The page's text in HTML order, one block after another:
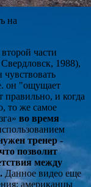
на
части
1988),
он "ощущает
правильно, и когда
то же самое
во время
тренер -
позволит
между
Данное видео еще
американцы